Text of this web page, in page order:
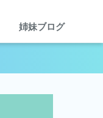
姉妹ブログ